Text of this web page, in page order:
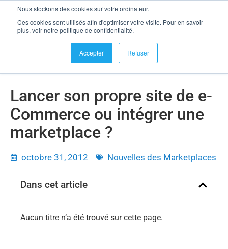
Nous stockons des cookies sur votre ordinateur.
Ces cookies sont utilisés afin d'optimiser votre visite. Pour en savoir
plus, voir notre politique de confidentialité.
Accepter Refuser
se connecter
Lancer son propre site de e-Commerce ou intégrer une
marketplace ?
Lancer son propre site de e-
Commerce ou intégrer une
marketplace ?
octobre 31, 2012 Nouvelles des Marketplaces
Dans cet article
Aucun titre n’a été trouvé sur cette page.